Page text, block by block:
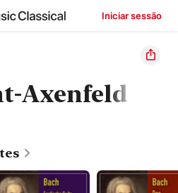
Iniciar sessão
Axenfeld